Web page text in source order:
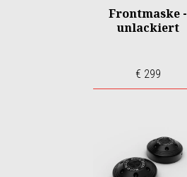
Frontmaske -
unlackiert
€ 299